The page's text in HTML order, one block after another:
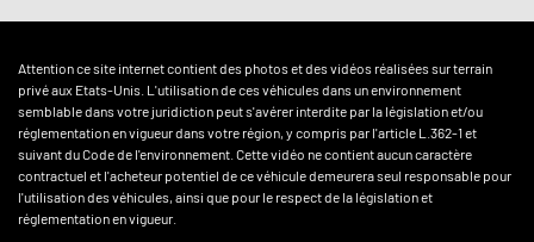
Attention ce site internet contient des photos et des vidéos réalisées sur terrain
privé aux Etats-Unis. L'utilisation de ces véhicules dans un environnement
semblable dans votre juridiction peut s'avérer interdite par la législation et/ou
réglementation en vigueur dans votre région, y compris par l'article L.362-1 et
suivant du Code de l'environnement. Cette vidéo ne contient aucun caractère
contractuel et l'acheteur potentiel de ce véhicule demeurera seul responsable pour
l'utilisation des véhicules, ainsi que pour le respect de la législation et
réglementation en vigueur.